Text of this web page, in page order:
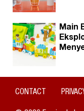
Main
CONTACT